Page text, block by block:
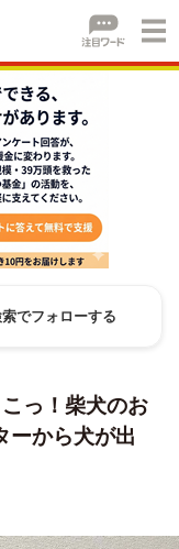
でフォローする
っ！柴犬のお
ーから犬が出